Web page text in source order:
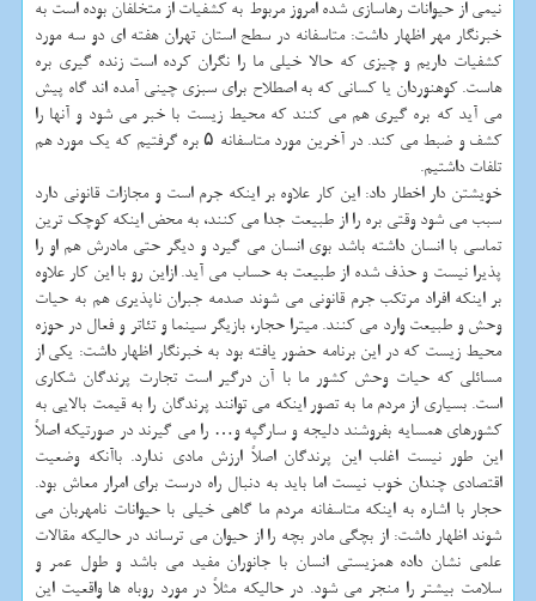
نیمی از حیوانات رهاسازی شده امروز مربوط به كشفیات از متخلفان بوده است به
خبرنگار مهر اظهار داشت: متاسفانه در سطح استان تهران هفته ای دو سه مورد
كشفیات داریم و چیزی كه حالا خیلی ما را نگران كرده است زنده گیری بره
هاست. كوهنوردان یا كسانی كه به اصطلاح برای سبزی چینی آمده اند گاه پیش
می آید كه بره گیری هم می كنند كه محیط زیست با خبر می شود و آنها را
كشف و ضبط می كند. در آخرین مورد متاسفانه ۵ بره گرفتیم كه یك مورد هم
تلفات داشتیم.
خویشتن دار اخطار داد: این كار علاوه بر اینكه جرم است و مجازات قانونی دارد
سبب می شود وقتی بره را از طبیعت جدا می كنند، به محض اینكه كوچك ترین
تماسی با انسان داشته باشد بوی انسان می گیرد و دیگر حتی مادرش هم او را
پذیرا نیست و حذف شده از طبیعت به حساب می آید. ازاین رو با این كار علاوه
بر اینكه افراد مرتكب جرم قانونی می شوند صدمه جبران ناپذیری هم به حیات
وحش و طبیعت وارد می كنند. میترا حجار، بازیگر سینما و تئاتر و فعال در حوزه
محیط زیست كه در این برنامه حضور یافته بود به خبرنگار اظهار داشت: یكی از
مسائلی كه حیات وحش كشور ما با آن درگیر است تجارت پرندگان شكاری
است. بسیاری از مردم ما به تصور اینكه می توانند پرندگان را به قیمت بالایی به
كشورهای همسایه بفروشند دلیجه و سارگپه و… را می گیرند در صورتیكه اصلاً
این طور نیست اغلب این پرندگان اصلاً ارزش مادی ندارد. باآنكه وضعیت
اقتصادی چندان خوب نیست اما باید به دنبال راه درست برای امرار معاش بود.
حجار با اشاره به اینكه متاسفانه مردم ما گاهی خیلی با حیوانات نامهربان می
شوند اظهار داشت: از بچگی مادر بچه را از حیوان می ترساند در حالیكه مقالات
علمی نشان داده همزیستی انسان با جانوران مفید می باشد و طول عمر و
سلامت بیشتر را منجر می شود. در حالیكه مثلاً در مورد روباه ها واقعیت این